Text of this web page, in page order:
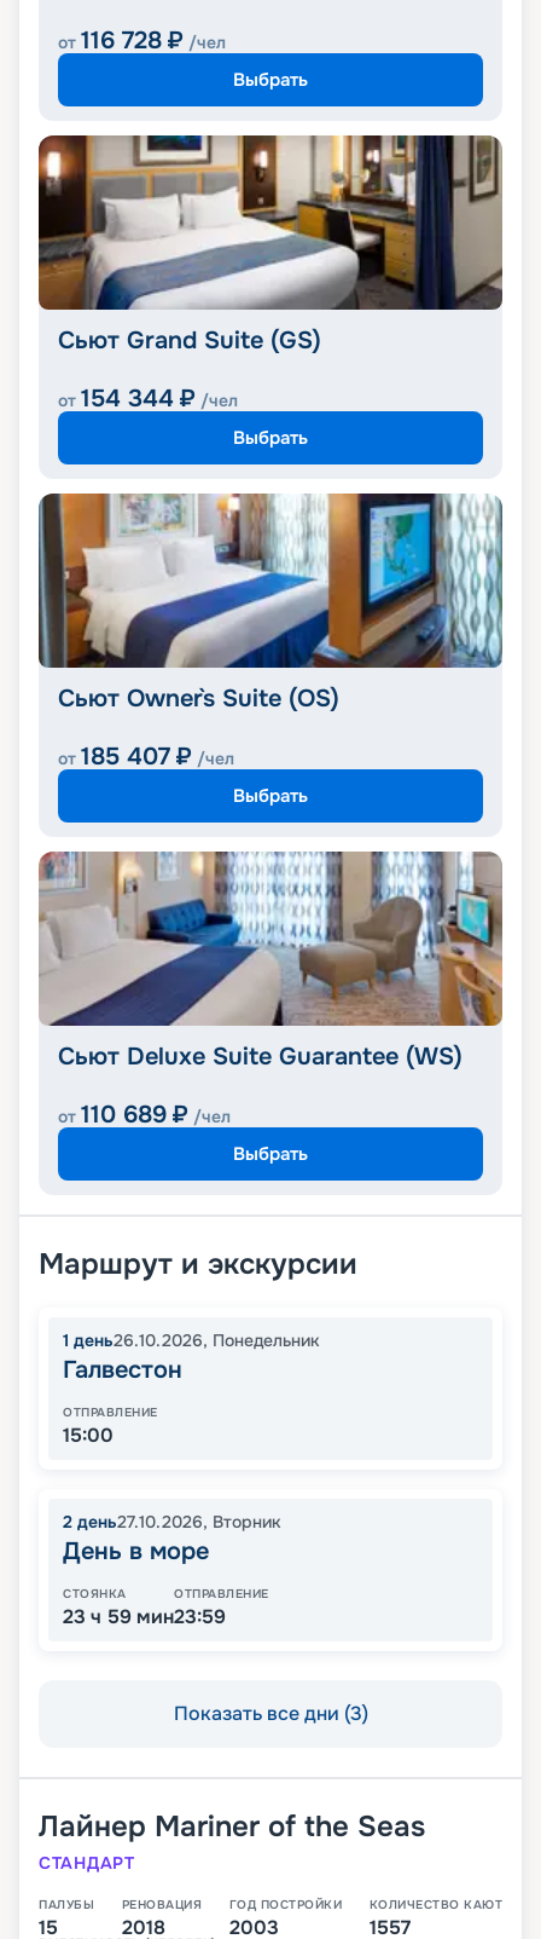
от 116 728 ₽ /чел
Выбрать
Сьют Grand Suite (GS)
от 154 344 ₽ /чел
Выбрать
Сьют Owner`s Suite (OS)
от 185 407 ₽ /чел
Выбрать
Сьют Deluxe Suite Guarantee (WS)
от 110 689 ₽ /чел
Выбрать
Маршрут и экскурсии
1 день26.10.2026, Понедельник
Галвестон
ОТПРАВЛЕНИЕ
15:00
2 день27.10.2026, Вторник
День в море
СТОЯНКА
23 ч 59 мин
ОТПРАВЛЕНИЕ
23:59
Показать все дни (3)
Лайнер Mariner of the Seas
СТАНДАРТ
ПАЛУБЫ
15
РЕНОВАЦИЯ
2018
ГОД ПОСТРОЙКИ
2003
КОЛИЧЕСТВО КАЮТ
1557